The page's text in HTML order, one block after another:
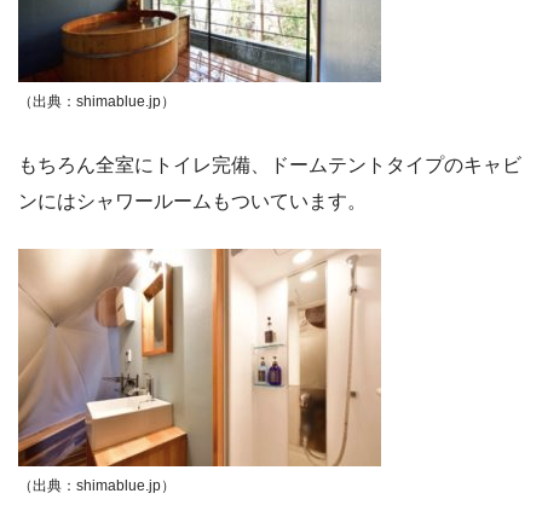
（出典：shimablue.jp）
もちろん全室にトイレ完備、ドームテントタイプのキャビ
ンにはシャワールームもついています。
（出典：shimablue.jp）